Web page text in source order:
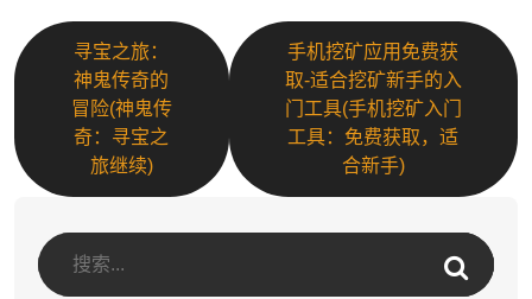
寻宝之旅：
神鬼传奇的
冒险(神鬼传
奇：寻宝之
旅继续)
手机挖矿应用免费获
取-适合挖矿新手的入
门工具(手机挖矿入门
工具：免费获取，适
合新手)